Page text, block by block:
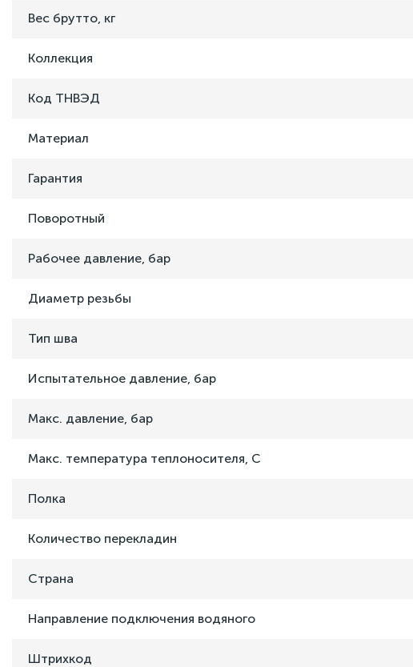
Вес брутто, кг
Коллекция
Код ТНВЭД
Материал
Гарантия
Поворотный
Рабочее давление, бар
Диаметр резьбы
Тип шва
Испытательное давление, бар
Макс. давление, бар
Макс. температура теплоносителя, C
Полка
Количество перекладин
Страна
Направление подключения водяного
Штрихкод